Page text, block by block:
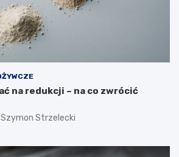
na redukcji – na co zwrócić
Szymon Strzelecki